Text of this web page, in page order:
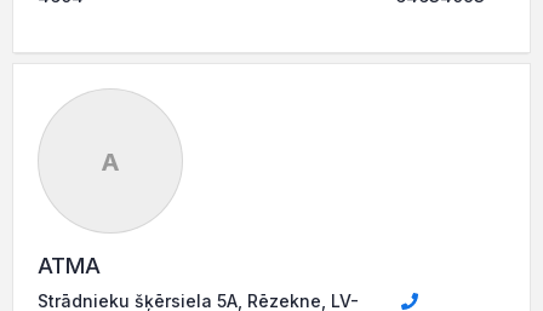
A
ATMA
Strādnieku šķērsiela 5A, Rēzekne, LV-